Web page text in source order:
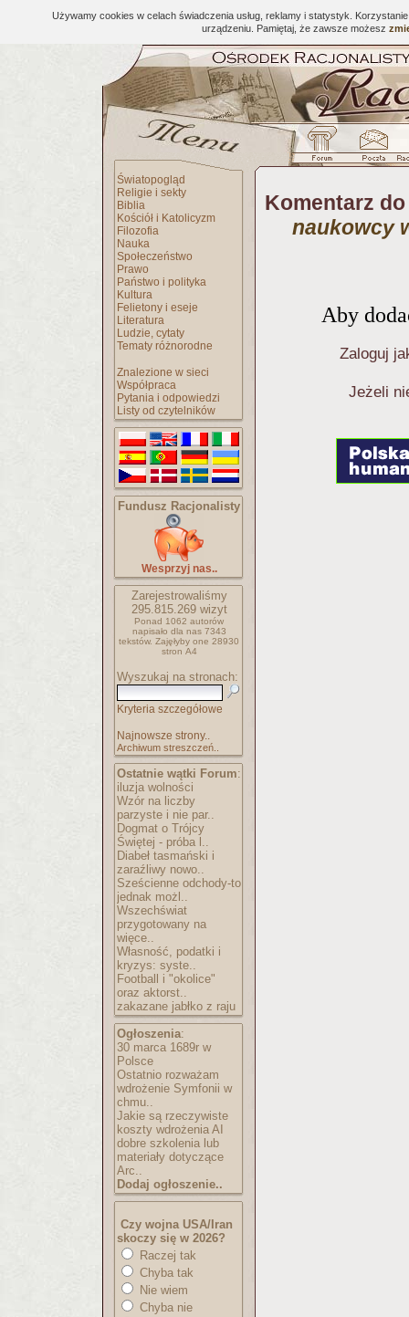
Używamy cookies w celach świadczenia usług, reklamy i statystyk.
urządzeniu. Pamiętaj, że zawsze możesz
Światopogląd
Religie i sekty
Biblia
Kościół i Katolicyzm
Filozofia
Nauka
Społeczeństwo
Prawo
Państwo i polityka
Kultura
Felietony i eseje
Literatura
Ludzie, cytaty
Tematy różnorodne
Znalezione w sieci
Współpraca
Pytania i odpowiedzi
Listy od czytelników
Fundusz Racjonalisty
Wesprzyj nas..
Zarejestrowaliśmy
295.815.269wizyt
Ponad 1062 autorów
napisało dla nas 7343
tekstów. Zajęłyby one 28930
stron A4
Wyszukaj na stronach:
Kryteria szczegółowe
Najnowsze strony..
Archiwum streszczeń..
Ostatnie wątki Forum:
iluzja wolności
Wzór na liczby
parzyste i nie par..
Dogmat o Trójcy
Świętej - próba l..
Diabeł tasmański i
zaraźliwy nowo..
Sześcienne odchody-to
jednak możl..
Wszechświat
przygotowany na
więce..
Własność, podatki i
kryzys: syste..
Football i "okolice"
oraz aktorst..
zakazane jabłko z raju
Ogłoszenia:
30 marca 1689r w
Polsce
Ostatnio rozważam
wdrożenie Symfonii w
chmu..
Jakie są rzeczywiste
koszty wdrożenia AI
dobre szkolenia lub
materiały dotyczące
Arc..
Dodaj ogłoszenie..
Czy wojna USA/Iran
skoczy się w 2026?
Raczej tak
Chyba tak
Nie wiem
Chyba nie
Komentarz
naukowcy
Aby
Zaloguj
Jeżeli